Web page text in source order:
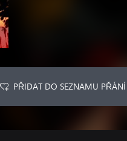
PŘIDAT DO SEZNAMU PŘÁNÍ